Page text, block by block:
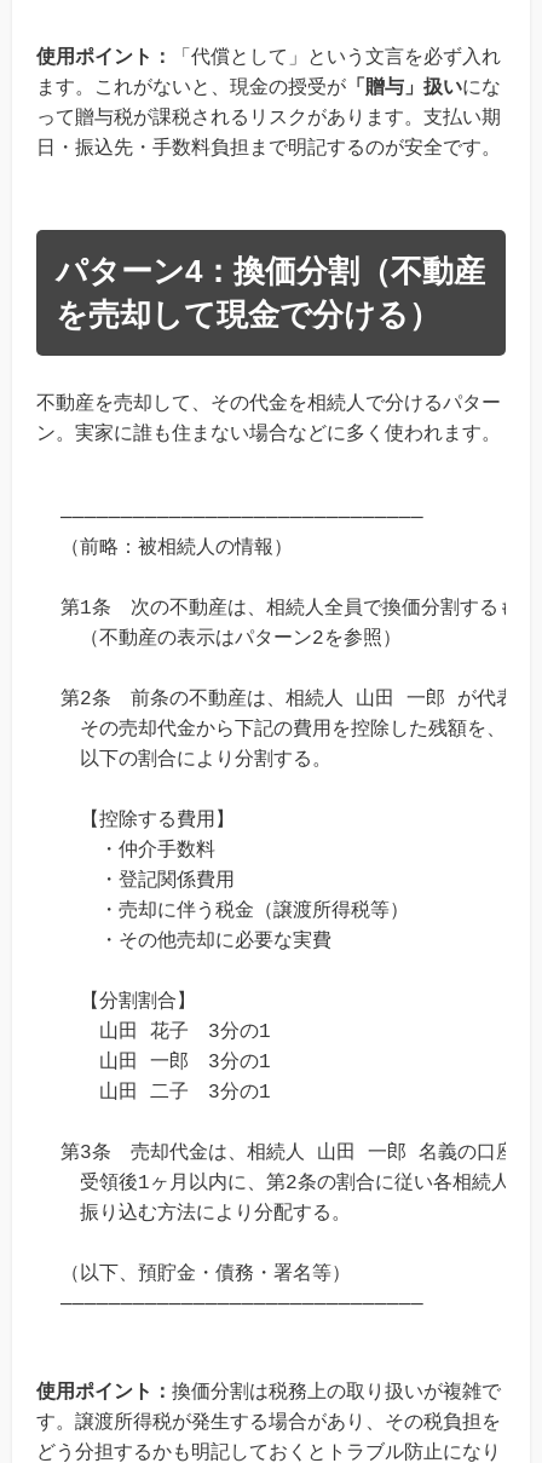
使用ポイント：
「代償として」という文言を必ず入れ
ます。これがないと、現金の授受が 「贈与」扱いにな
って贈与税が課税されるリスクがあります。支払い期
日・振込先・手数料負担まで明記するのが安全です。
パターン4：換価分割（不動産
を売却して現金で分ける）
不動産を売却して、その代金を相続人で分けるパター
ン。実家に誰も住まない場合などに多く使われます。
──────────────────────────────
（前略：被相続人の情報）
第1条　次の不動産は、相続人全員で換価分割するも
（不動産の表示はパターン2を参照）
第2条　前条の不動産は、相続人 山田 一郎 が代表し
その売却代金から下記の費用を控除した残額を、相
以下の割合により分割する。
【控除する費用】
・仲介手数料
・登記関係費用
・売却に伴う税金（譲渡所得税等）
・その他売却に必要な実費
【分割割合】
山田 花子　3分の1
山田 一郎　3分の1
山田 二子　3分の1
第3条　売却代金は、相続人 山田 一郎 名義の口座で
受領後1ヶ月以内に、第2条の割合に従い各相続人の
振り込む方法により分配する。
（以下、預貯金・債務・署名等）
使用ポイント： 換価分割は税務上の取り扱いが複雑で
す。譲渡所得税が発生する場合があり、その税負担を
どう分担するかも明記しておくとトラブル防止になり